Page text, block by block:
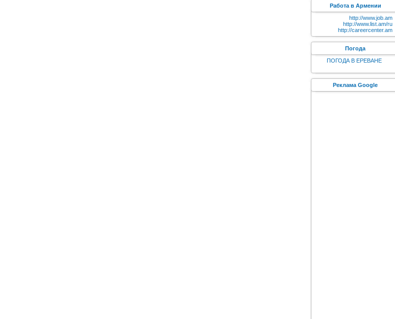
Работа в Армении
http://www.job.am
http://www.list.am/ru
http://careercenter.am
Погода
ПОГОДА В ЕРЕВАНЕ
Реклама Google